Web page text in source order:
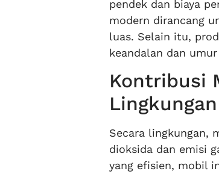
pendek dan biaya
modern dirancang
luas. Selain itu,
keandalan dan
Kontribusi
Lingkungan
Secara lingkungan,
dioksida dan emisi
yang efisien, mobil